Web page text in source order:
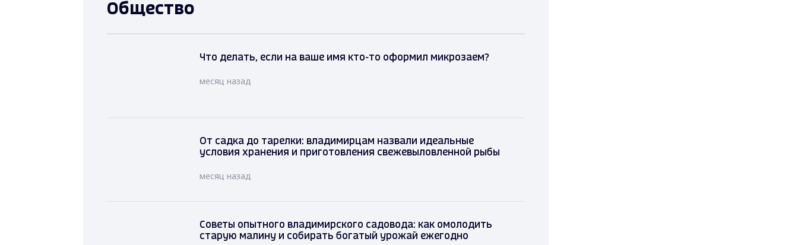
Общество
Что делать, если на ваше имя кто-то оформил микрозаем?
месяц назад
От садка до тарелки: владимирцам назвали идеальные
условия хранения и приготовления свежевыловленной
Советы опытного владимирского садовода: как омолодить
старую малину и собирать богатый урожай ежегодно